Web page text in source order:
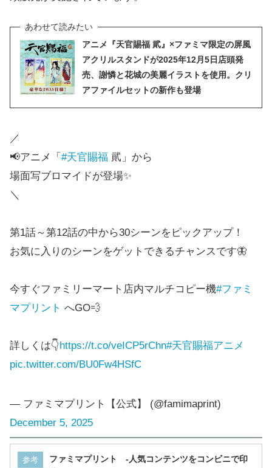
アニメ『天官賜福 貮』×ファミマ限定の屏風
アクリルスタンドが2025年12月5日店頭発
売、謝憐と花城の美麗イラストを使用。クリ
アファイルセットの新作も登場
／
📢アニメ「 #天官賜福 貮」から
場面写ブロマイドが登場✨
＼
第1話～第12話の中から30シーンをピックアップ！
お気に入りのシーンをゲットできるチャンスです🦋
今すぐファミリーマート店内マルチコピー機#ファミ
マプリント へGO💨
詳しくは👇https://t.co/veICP5rChn#天官賜福アニメ
pic.twitter.com/BU0Fw4HSfC
— ファミマプリント【公式】 (@famimaprint)
December 5, 2025
参考
ファミマプリント -人気コンテンツをコンビニで印